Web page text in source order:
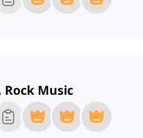
Rock Music